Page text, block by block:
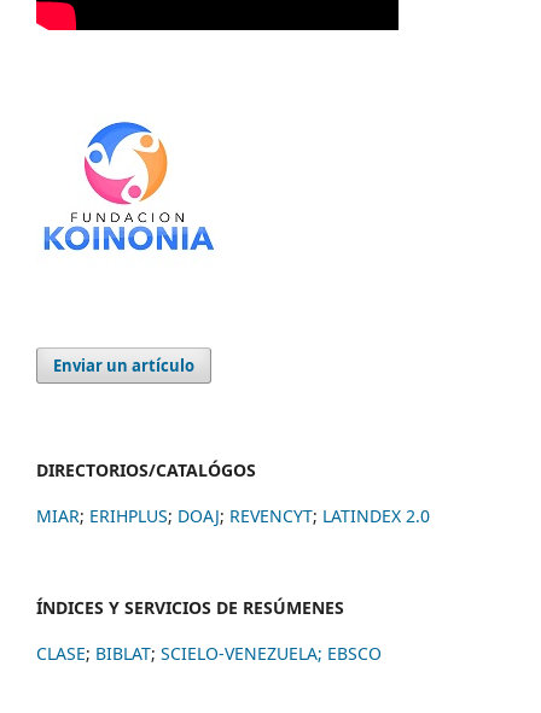
Enviar un artículo
DIRECTORIOS/CATALÓGOS
MIAR; ERIHPLUS; DOAJ; REVENCYT; LATINDEX 2.0
ÍNDICES Y SERVICIOS DE RESÚMENES
CLASE; BIBLAT; SCIELO-VENEZUELA; EBSCO